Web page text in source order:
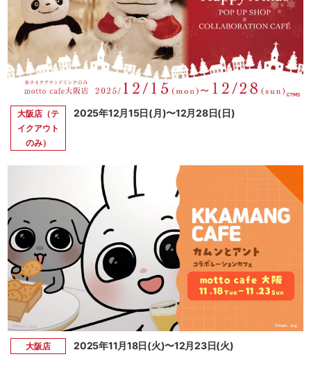
大阪店（テ
イクアウト
のみ）
2025年12月15日(月)〜12月28日(日)
大阪店 2025年11月18日(火)〜12月23日(火)